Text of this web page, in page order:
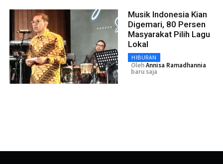
Musik Indonesia Kian
Digemari, 80 Persen
Masyarakat Pilih Lagu
Lokal
HIBURAN
OlehAnnisa Ramadhannia
baru saja